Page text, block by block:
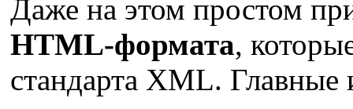
Даже на этом простом
HTML-формата,
стандарта XML.